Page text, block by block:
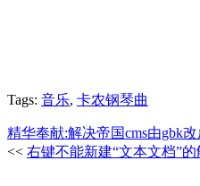
Tags: 音乐, 卡农钢琴曲
精华奉献:解决帝国cms由gbk
<< 右键不能新建“文本文档”